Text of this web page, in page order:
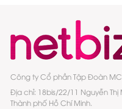
Công ty Cổ phần Tập Đoàn
Địa chỉ: 18bis/22/11 Nguyễn
Thành phố Hồ Chí Minh.